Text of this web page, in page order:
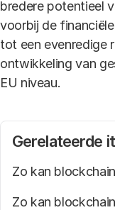
bredere potentieel
voorbij de
tot een evenredige
ontwikkeling van
EU niveau.
Gerelateerde
Zo kan
Zo kan